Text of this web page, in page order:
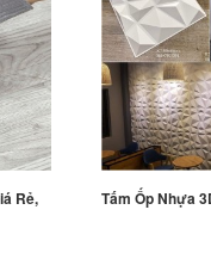
Rẻ,
Tấm Ốp Nhựa